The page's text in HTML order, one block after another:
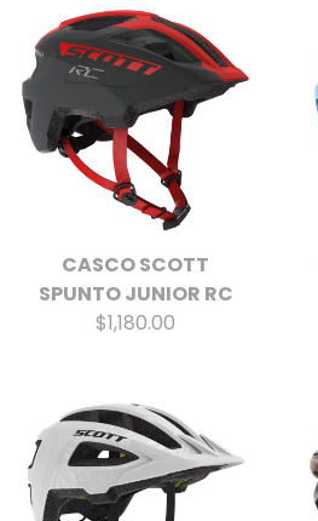
CASCO SCOTT
SPUNTO JUNIOR RC
$1,180.00